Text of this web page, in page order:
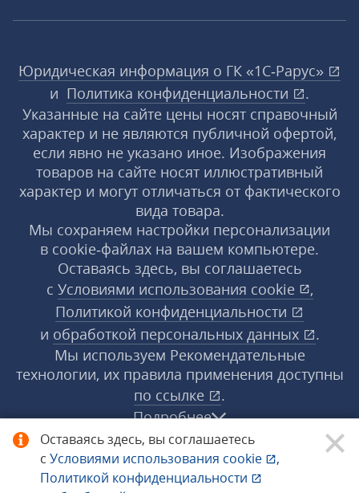
Оставаясь здесь, вы соглашаетесь
с Условиями использования cookie
,
Политикой конфиденциальности
Юридическая информация о ГК «1С‑Рарус»
и Политика конфиденциальности
.
Указанные на сайте цены носят справочный
характер и не являются публичной офертой,
если явно не указано иное. Изображения
товаров на сайте носят иллюстративный
характер и могут отличаться от фактического
вида товара.
Мы сохраняем настройки персонализации
в cookie‑файлах на вашем компьютере.
Оставаясь здесь, вы соглашаетесь
с Условиями использования cookie
,
Политикой конфиденциальности
и обработкой персональных данных
.
Мы используем Рекомендательные
технологии, их правила применения доступны
по ссылке
.
Подробнее
© 1998−2026 «1С‑Рарус» ®. Все права
защищены.